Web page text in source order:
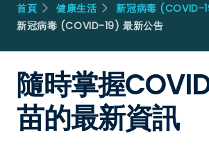
首頁 健康生活
新冠病毒 (COVID-
新冠病毒 (COVID-19) 最新公告
隨時掌握
苗的最新資訊